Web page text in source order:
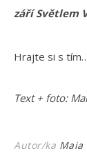
září Světlem
Hrajte si s
Text + foto:
Autor/ka Maia